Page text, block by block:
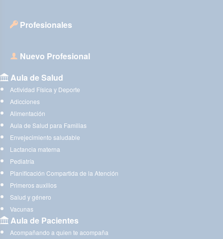
Profesionales
Nuevo Profesional
Aula de Salud
Actividad Física y Deporte
Adicciones
Alimentación
Aula de Salud para Familias
Envejecimiento saludable
Lactancia materna
Pediatría
Planificación Compartida de la Atención
Primeros auxilios
Salud y género
Vacunas
Aula de Pacientes
Acompañando a quien te acompaña